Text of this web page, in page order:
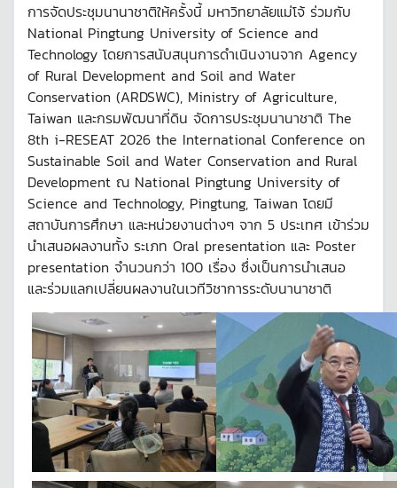
การจัดประชุมนานาชาติให้ครั้งนี้ มหาวิทยาลัยแม่โจ้ ร่วมกับ
National Pingtung University of Science and
Technology โดยการสนับสนุนการดำเนินงานจาก Agency
of Rural Development and Soil and Water
Conservation (ARDSWC), Ministry of Agriculture,
Taiwan และกรมพัฒนาที่ดิน จัดการประชุมนานาชาติ The
8th i-RESEAT 2026 the International Conference on
Sustainable Soil and Water Conservation and Rural
Development ณ National Pingtung University of
Science and Technology, Pingtung, Taiwan โดยมี
สถาบันการศึกษา และหน่วยงานต่างๆ จาก 5 ประเทศ เข้าร่วม
นำเสนอผลงานทั้ง ระเภท Oral presentation และ Poster
presentation จำนวนกว่า 100 เรื่อง ซึ่งเป็นการนำเสนอ
และร่วมแลกเปลี่ยนผลงานในเวทีวิชาการระดับนานาชาติ